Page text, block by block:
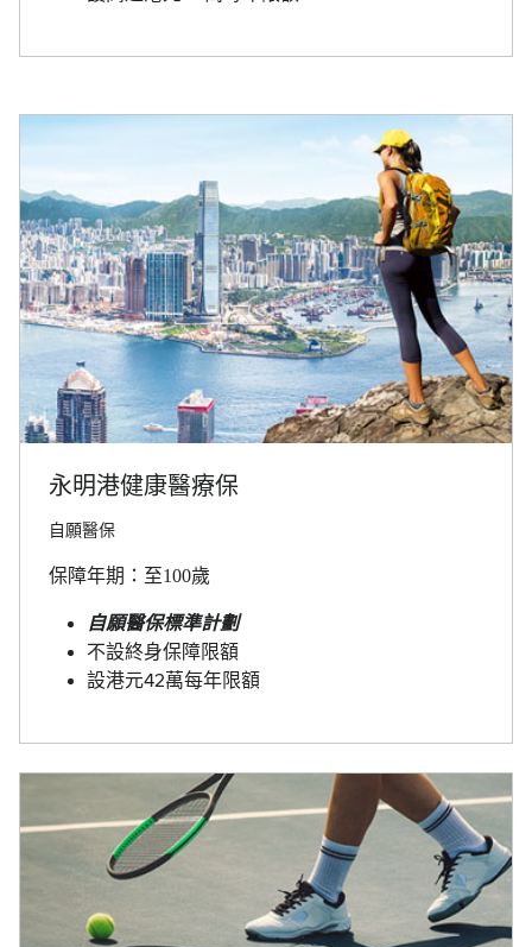
永明港健康醫療保
自願醫保
保障年期：至100歲
自願醫保標準計劃
不設終身保障限額
設港元42萬每年限額